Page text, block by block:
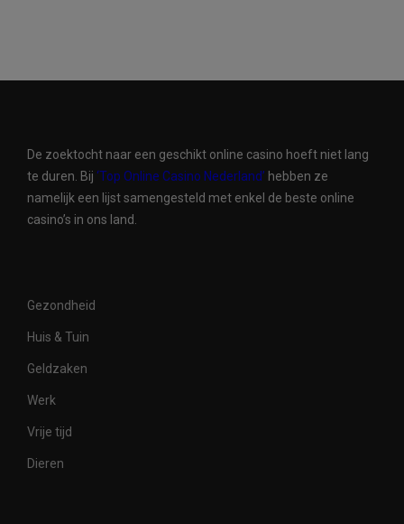
De zoektocht naar een geschikt online casino hoeft niet lang
te duren. Bij ‘Top Online Casino Nederland’ hebben ze
namelijk een lijst samengesteld met enkel de beste online
casino’s in ons land.
Gezondheid
Huis & Tuin
Geldzaken
Werk
Vrije tijd
Dieren